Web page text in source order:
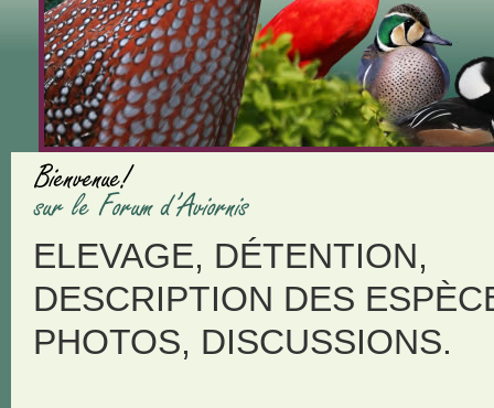
ELEVAGE, DÉTENTION,
DESCRIPTION DES
PHOTOS, DISCUSSIONS.